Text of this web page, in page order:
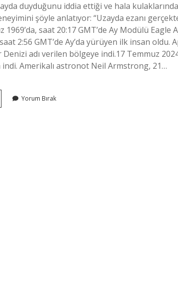
duyduğunu iddia ettiği ve hala
şöyle anlatıyor: “Uzayda ezanı
1969’da, saat 20:17 GMT’de Ay Modülü
2:56 GMT’de Ay’da yürüyen ilk insan oldu.
adı verilen bölgeye indi.17 Temmuz
indi. Amerikalı astronot Neil Armstrong, 21…
Yorum Bırak